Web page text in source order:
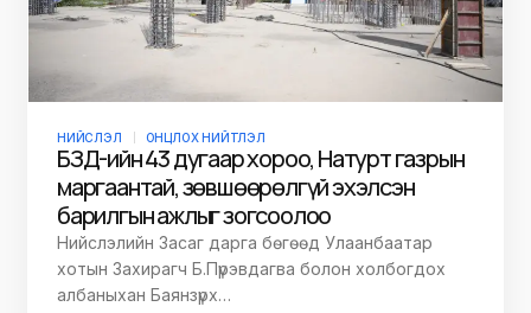
НИЙСЛЭЛ ОНЦЛОХ НИЙТЛЭЛ
БЗД-ийн 43 дугаар хороо, Натурт газрын
маргаантай, зөвшөөрөлгүй эхэлсэн
барилгын ажлыг зогсоолоо
Нийслэлийн Засаг дарга бөгөөд Улаанбаатар
хотын Захирагч Б.Пүрэвдагва болон холбогдох
албаныхан Баянзүрх…